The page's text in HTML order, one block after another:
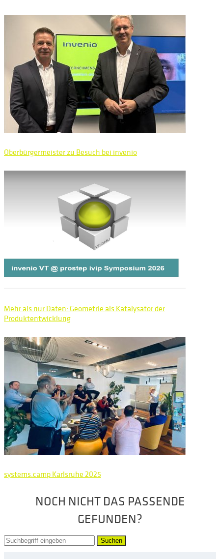
Oberbürgermeister zu Besuch bei invenio
Mehr als nur Daten: Geometrie als Katalysator der
Produktentwicklung
systems.camp Karlsruhe 2025
NOCH NICHT DAS PASSENDE
GEFUNDEN?
Suchen